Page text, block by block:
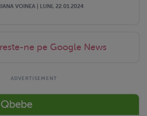
VOINEA | LUNI, 22.01.2024
ne pe Google News